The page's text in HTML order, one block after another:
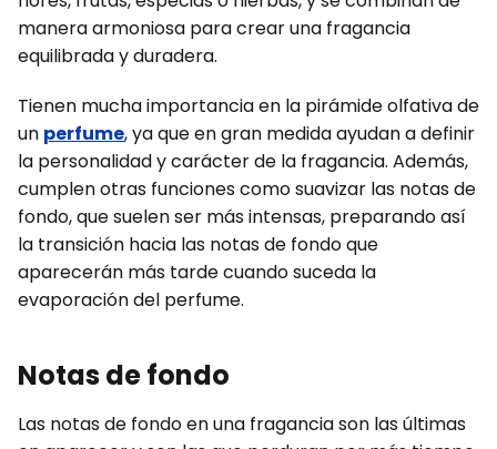
manera armoniosa para crear una fragancia
equilibrada y duradera.
Tienen mucha importancia en la pirámide olfativa de
un perfume, ya que en gran medida ayudan a definir
la personalidad y carácter de la fragancia. Además,
cumplen otras funciones como suavizar las notas de
fondo, que suelen ser más intensas, preparando así
la transición hacia las notas de fondo que
aparecerán más tarde cuando suceda la
evaporación del perfume.
Notas de fondo
Las notas de fondo en una fragancia son las últimas